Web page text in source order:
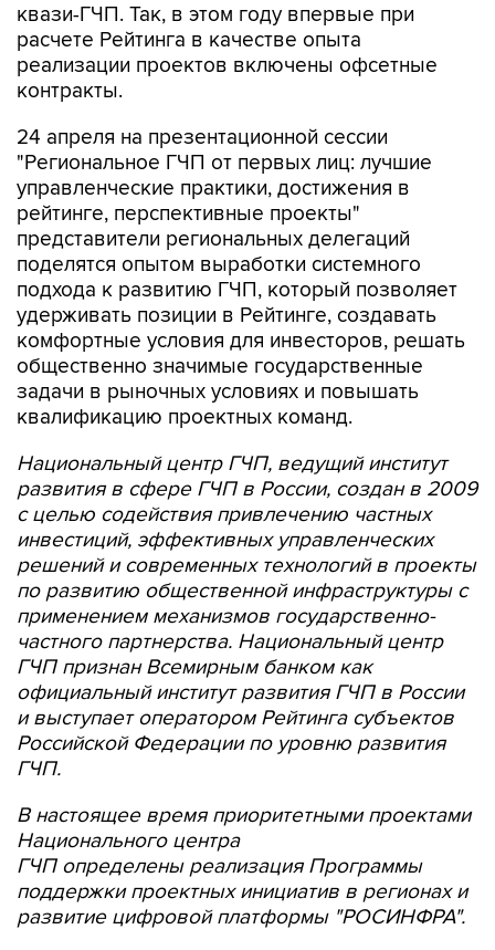
квази-ГЧП. Так, в этом году впервые при
расчете Рейтинга в качестве опыта
реализации проектов включены офсетные
контракты.
24 апреля на презентационной сессии
"Региональное ГЧП от первых лиц: лучшие
управленческие практики, достижения в
рейтинге, перспективные проекты"
представители региональных делегаций
поделятся опытом выработки системного
подхода к развитию ГЧП, который позволяет
удерживать позиции в Рейтинге, создавать
комфортные условия для инвесторов, решать
общественно значимые государственные
задачи в рыночных условиях и повышать
квалификацию проектных команд.
Национальный центр ГЧП, ведущий институт
развития в сфере ГЧП в России, создан в 2009
с целью содействия привлечению частных
инвестиций, эффективных управленческих
решений и современных технологий в проекты
по развитию общественной инфраструктуры с
применением механизмов государственно-
частного партнерства. Национальный центр
ГЧП признан Всемирным банком как
официальный институт развития ГЧП в России
и выступает оператором Рейтинга субъектов
Российской Федерации по уровню развития
ГЧП.
В настоящее время приоритетными проектами
Национального центра
ГЧП определены реализация Программы
поддержки проектных инициатив в регионах и
развитие цифровой платформы "РОСИНФРА".